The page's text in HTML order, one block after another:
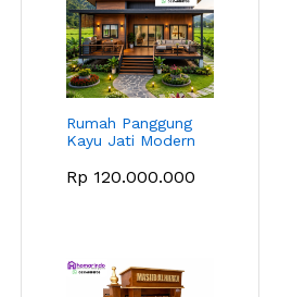
Rumah Panggung
Kayu Jati Modern
Rp 120.000.000